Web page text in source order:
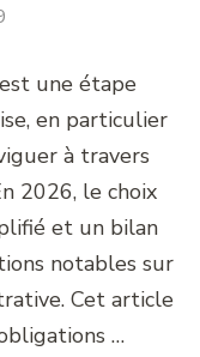
une étape
en particulier
à travers
2026, le choix
et un bilan
notables sur
Cet article
…